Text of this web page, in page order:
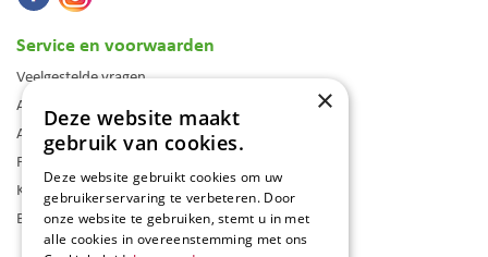
Service en voorwaarden
Veelgestelde vragen
Algemene voorwaarden
Assortiment
Folder
Klantenkaart
Blog
×
Deze website maakt
gebruik van cookies.
Deze website gebruikt cookies om uw
gebruikerservaring te verbeteren. Door
onze website te gebruiken, stemt u in met
alle cookies in overeenstemming met ons